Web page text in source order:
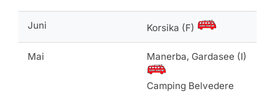
Juni Korsika (F)
Mai Manerba, Gardasee (I)
Camping Belvedere